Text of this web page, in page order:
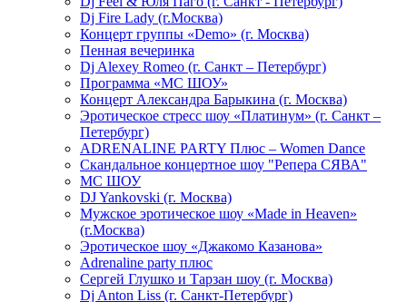
Dj Fire Lady (г.Москва)
Концерт группы «Demo» (г. Москва)
Пенная вечеринка
Dj Alexey Romeo (г. Санкт – Петербург)
Программа «МС ШОУ»
Концерт Александра Барыкина (г. Москва)
Эротическое стресс шоу «Платинум» (г. Санкт –
Петербург)
ADRENALINE PARTY Плюс – Women Dance
Скандальное концертное шоу "Репера СЯВА"
МС ШОУ
DJ Yankovski (г. Москва)
Мужское эротическое шоу «Made in Heaven»
(г.Москва)
Эротическое шоу «Джакомо Казанова»
Adrenaline party плюс
Сергей Глушко и Тарзан шоу (г. Москва)
Dj Anton Liss (г. Санкт-Петербург)